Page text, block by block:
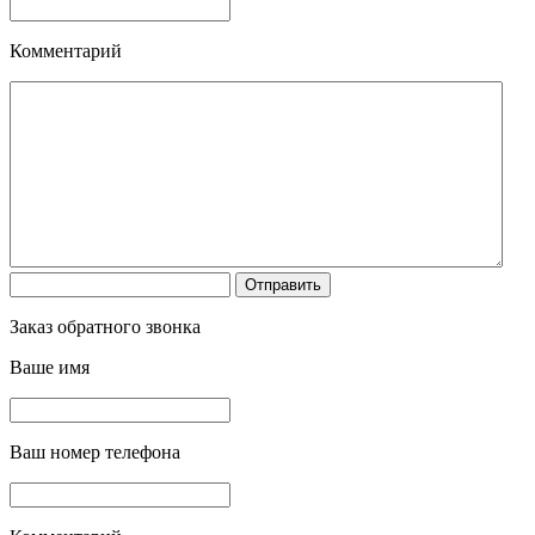
Комментарий
Заказ обратного звонка
Ваше имя
Ваш номер телефона